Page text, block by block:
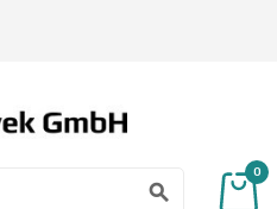
search
0